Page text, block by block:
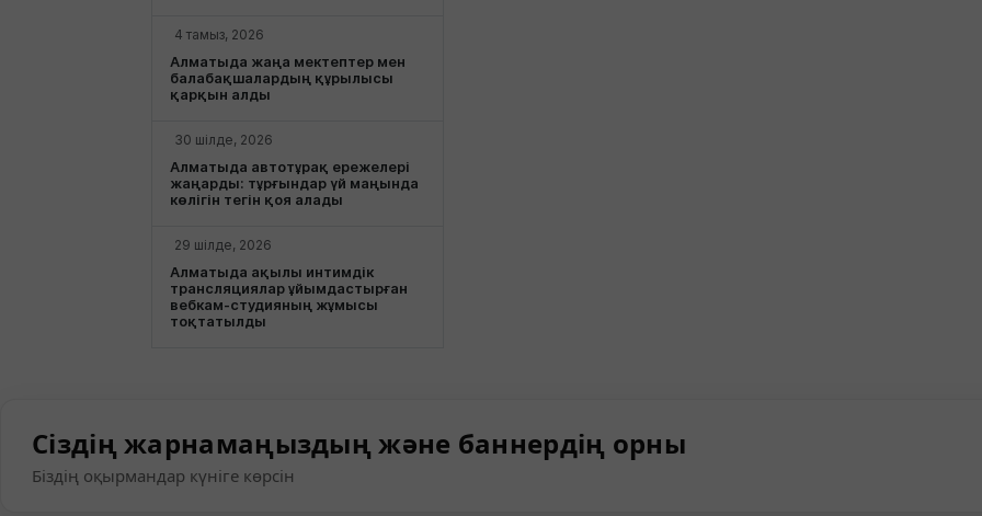
4 тамыз, 2026
Алматыда жаңа мектептер мен
балабақшалардың құрылысы
қарқын алды
30 шілде, 2026
Алматыда автотұрақ ережелері
жаңарды: тұрғындар үй маңында
көлігін тегін қоя алады
29 шілде, 2026
Алматыда ақылы интимдік
трансляциялар ұйымдастырған
вебкам-студияның жұмысы
тоқтатылды
Сіздің жарнамаңыздың және баннердің орны
Біздің оқырмандар күніге көрсін